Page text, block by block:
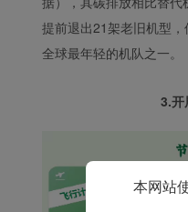
提前退出21架老旧机型
全球最年轻的机队之一。
3.开
本网站
化我们广
息。 通
Cookie，
为以使
点击“接
放置所有
点击“拒